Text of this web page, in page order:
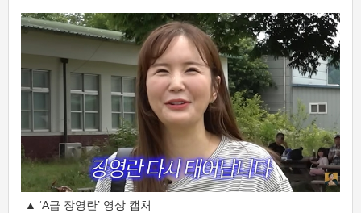
▲ ‘A급 장영란’ 영상 캡처